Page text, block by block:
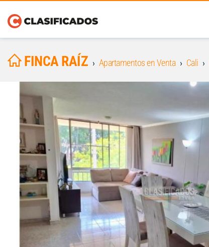
FINCA RAÍZ Apartamentos en Venta Cali